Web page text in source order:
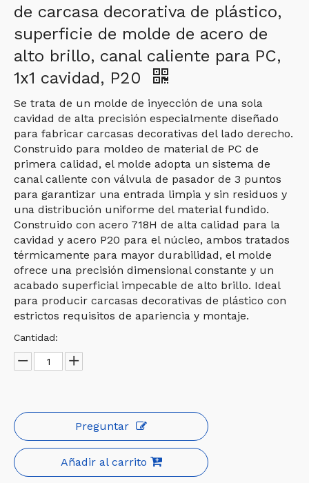
de carcasa decorativa de plástico,
superficie de molde de acero de
alto brillo, canal caliente para PC,
1x1 cavidad, P20
Se trata de un molde de inyección de una sola
cavidad de alta precisión especialmente diseñado
para fabricar carcasas decorativas del lado derecho.
Construido para moldeo de material de PC de
primera calidad, el molde adopta un sistema de
canal caliente con válvula de pasador de 3 puntos
para garantizar una entrada limpia y sin residuos y
una distribución uniforme del material fundido.
Construido con acero 718H de alta calidad para la
cavidad y acero P20 para el núcleo, ambos tratados
térmicamente para mayor durabilidad, el molde
ofrece una precisión dimensional constante y un
acabado superficial impecable de alto brillo. Ideal
para producir carcasas decorativas de plástico con
estrictos requisitos de apariencia y montaje.
Cantidad:
Preguntar
Añadir al carrito